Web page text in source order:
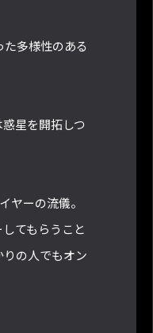
多様性のある
星を開拓しつ
ヤーの流儀。
てもらうこと
の人でもオン